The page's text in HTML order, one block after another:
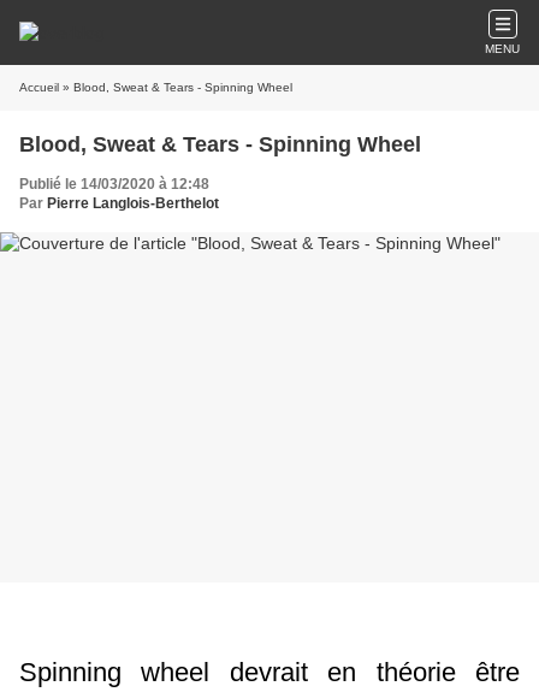
MENU
Accueil » Blood, Sweat & Tears - Spinning Wheel
Blood, Sweat & Tears - Spinning Wheel
Publié le 14/03/2020 à 12:48
Par Pierre Langlois-Berthelot
Spinning wheel devrait en théorie être